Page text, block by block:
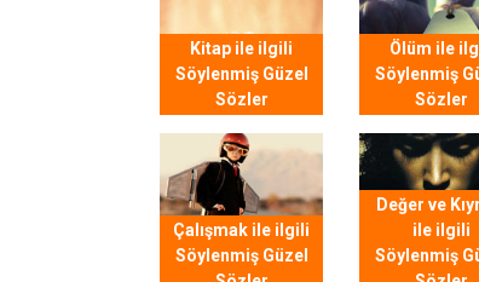
Kitap ile ilgili
Söylenmiş Güzel
Sözler
Ölüm ile
Söylenmiş
Sözler
Çalışmak ile ilgili
Söylenmiş Güzel
Değer ve
ile ilgili
Söylenmiş